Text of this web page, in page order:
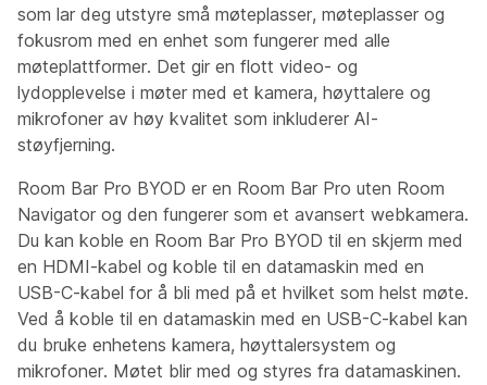
som lar deg utstyre små møteplasser, møteplasser og
fokusrom med en enhet som fungerer med alle
møteplattformer. Det gir en flott video- og
lydopplevelse i møter med et kamera, høyttalere og
mikrofoner av høy kvalitet som inkluderer AI-
støyfjerning.
Room Bar Pro BYOD er en Room Bar Pro uten Room
Navigator og den fungerer som et avansert webkamera.
Du kan koble en Room Bar Pro BYOD til en skjerm med
en HDMI-kabel og koble til en datamaskin med en
USB-C-kabel for å bli med på et hvilket som helst møte.
Ved å koble til en datamaskin med en USB-C-kabel kan
du bruke enhetens kamera, høyttalersystem og
mikrofoner. Møtet blir med og styres fra datamaskinen.